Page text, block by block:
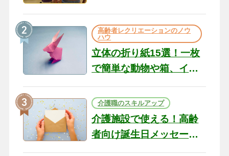
の現場から（22）
高齢者レクリエーションのノウ
ハウ
立体の折り紙15選！一枚
で簡単な動物や箱、イン
テリアになる作品まで
介護職のスキルアップ
介護施設で使える！高齢
者向け誕生日メッセージ
の例文と書き方のポイン